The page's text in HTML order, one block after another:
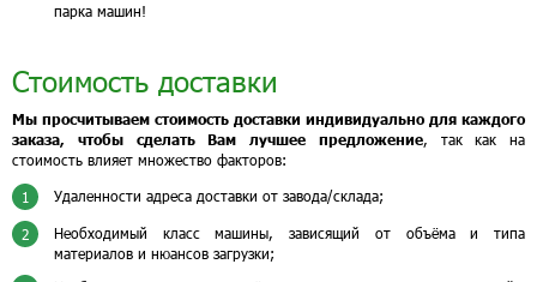
парка машин!
Стоимость доставки
Мы просчитываем стоимость доставки индивидуально для каждого
заказа, чтобы сделать Вам лучшее предложение, так как на
стоимость влияет множество факторов:
1 Удаленности адреса доставки от завода/склада;
2
Необходимый класс машины, зависящий от объёма и типа
материалов и нюансов загрузки;